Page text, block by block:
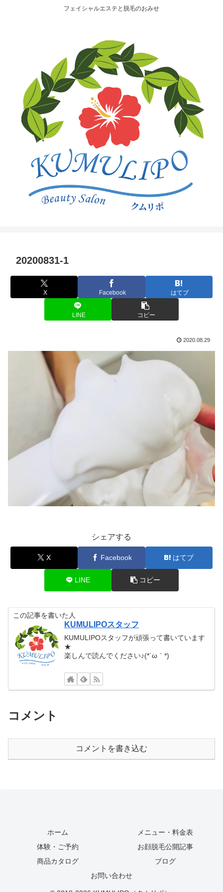
フェイシャルエステと脱毛のおみせ
20200831-1
X Facebook はてブ
LINE コピー
2020.08.29
シェアする
X Facebook はてブ
LINE コピー
この記事を書いた人
KUMULIPOスタッフ
KUMULIPOスタッフが頑張って書いています
★
楽しんで読んでください♪(*´ω｀*)
コメント
コメントを書き込む
ホーム
メニュー・料金表
体験・ご予約
お顔脱毛公開記事
商品カタログ
ブログ
お問い合わせ